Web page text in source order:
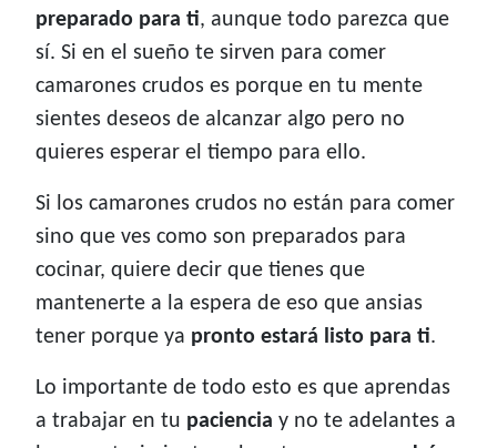
preparado para ti, aunque todo parezca que
sí. Si en el sueño te sirven para comer
camarones crudos es porque en tu mente
sientes deseos de alcanzar algo pero no
quieres esperar el tiempo para ello.
Si los camarones crudos no están para comer
sino que ves como son preparados para
cocinar, quiere decir que tienes que
mantenerte a la espera de eso que ansias
tener porque ya pronto estará listo para ti.
Lo importante de todo esto es que aprendas
a trabajar en tu paciencia y no te adelantes a